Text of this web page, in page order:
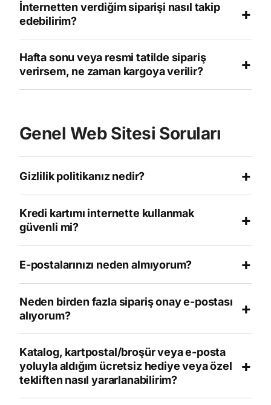
İnternetten verdiğim siparişi nasıl takip
edebilirim?
+
Hafta sonu veya resmi tatilde sipariş
verirsem, ne zaman kargoya verilir?
+
Genel Web Sitesi Soruları
Gizlilik politikanız nedir? +
Kredi kartımı internette kullanmak
güvenli mi?
+
E-postalarınızı neden almıyorum? +
Neden birden fazla sipariş onay e-postası
alıyorum?
+
Katalog, kartpostal/broşür veya e-posta
yoluyla aldığım ücretsiz hediye veya özel
tekliften nasıl yararlanabilirim?
+